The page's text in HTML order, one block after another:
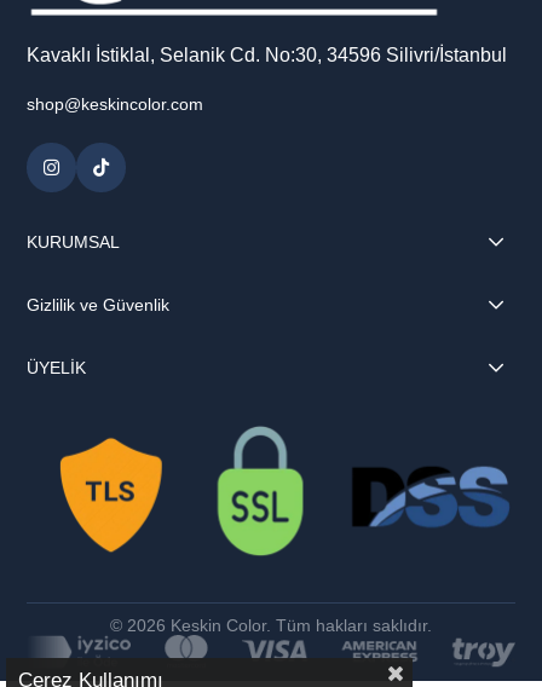
Kavaklı İstiklal, Selanik Cd. No:30, 34596 Silivri/İstanbul
shop@keskincolor.com
KURUMSAL
Gizlilik ve Güvenlik
ÜYELİK
© 2026 Keskin Color. Tüm hakları saklıdır.
Çerez Kullanımı